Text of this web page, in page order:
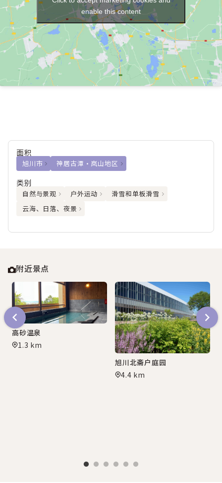
enable this content
面积
旭川市 神居古潭・岚山地区
类别
自然与景观 户外运动
滑雪和单板滑雪
云海、日落、夜景
附近景点
高砂温泉
1.3 km
旭川北斋户庭园
4.4 km